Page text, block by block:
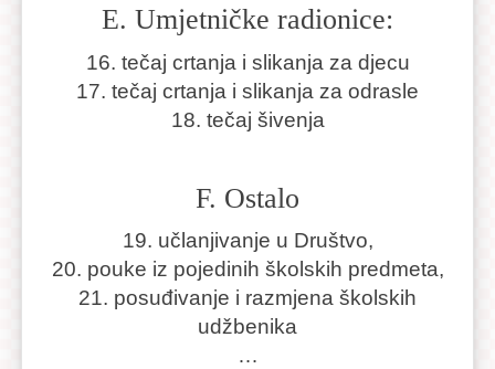
E. Umjetničke radionice:
16. tečaj crtanja i slikanja za djecu
17. tečaj crtanja i slikanja za odrasle
18. tečaj šivenja
F. Ostalo
19. učlanjivanje u Društvo,
20. pouke iz pojedinih školskih predmeta,
21. posuđivanje i razmjena školskih
udžbenika
…